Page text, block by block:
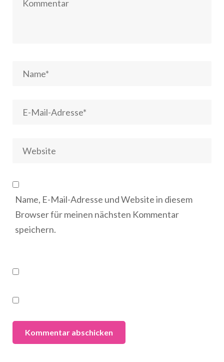
Name, E-Mail-Adresse und Website in diesem
Browser für meinen nächsten Kommentar
speichern.